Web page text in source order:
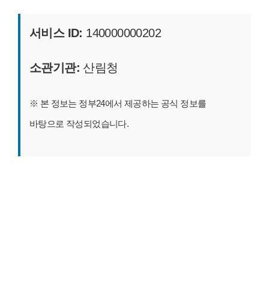
서비스 ID: 140000000202
소관기관: 산림청
※ 본 정보는 정부24에서 제공하는 공식 정보를
바탕으로 작성되었습니다.